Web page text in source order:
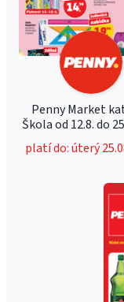
Penny Market
Škola od 12.8. do
platí do: úterý